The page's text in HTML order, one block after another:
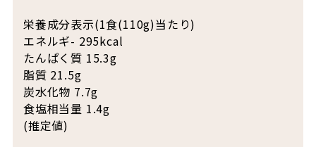
栄養成分表示(1食(110g)当たり)
エネルギ- 295kcal
たんぱく質 15.3g
脂質 21.5g
炭水化物 7.7g
食塩相当量 1.4g
(推定値)